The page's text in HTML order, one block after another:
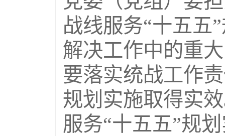
战线服务“十五五
解决工作中的重
要落实统战工作
规划实施取得实
服务“十五五”规